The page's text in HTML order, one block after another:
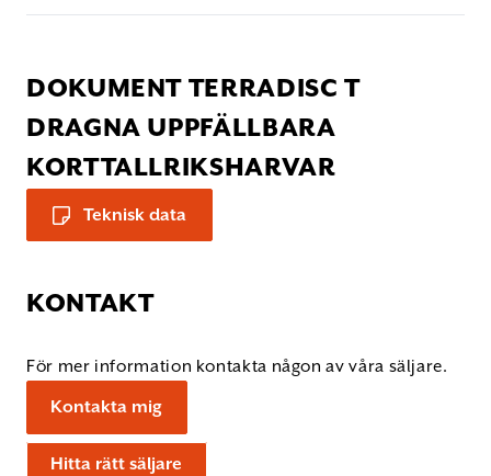
DOKUMENT TERRADISC T
DRAGNA UPPFÄLLBARA
KORTTALLRIKSHARVAR
Teknisk data
KONTAKT
För mer information kontakta någon av våra säljare.
Kontakta mig
Hitta rätt säljare